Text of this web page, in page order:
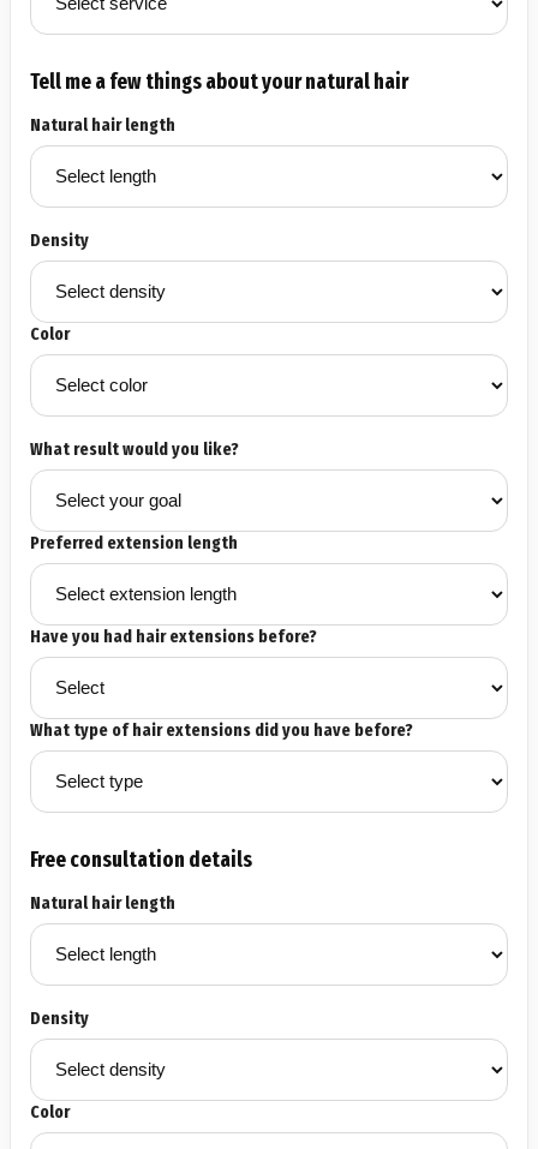
Tell me a few things about your natural hair
Natural hair length
Density
Color
What result would you like?
Preferred extension length
Have you had hair extensions before?
What type of hair extensions did you have before?
Free consultation details
Natural hair length
Density
Color